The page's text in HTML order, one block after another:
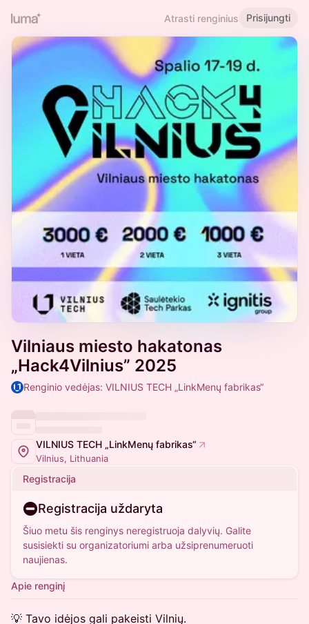
Atrasti renginius Prisijungti
Vilniaus miesto hakatonas
„Hack4Vilnius” 2025
Renginio vedėjas: VILNIUS TECH „LinkMenų fabrikas“
VILNIUS TECH „LinkMenų fabrikas“
Vilnius, Lithuania
Registracija
Registracija uždaryta
Šiuo metu šis renginys neregistruoja dalyvių. Galite
susisiekti su organizatoriumi arba užsiprenumeruoti
naujienas.
Apie renginį
💡 Tavo idėjos gali pakeisti Vilnių.